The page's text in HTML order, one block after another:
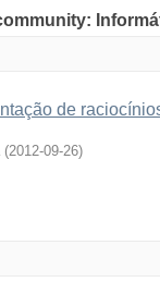
de
(2012-09-26)